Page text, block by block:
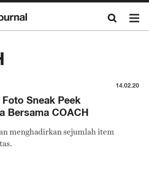
14.02.20
Sneak Peek
Bersama COACH
menghadirkan sejumlah item